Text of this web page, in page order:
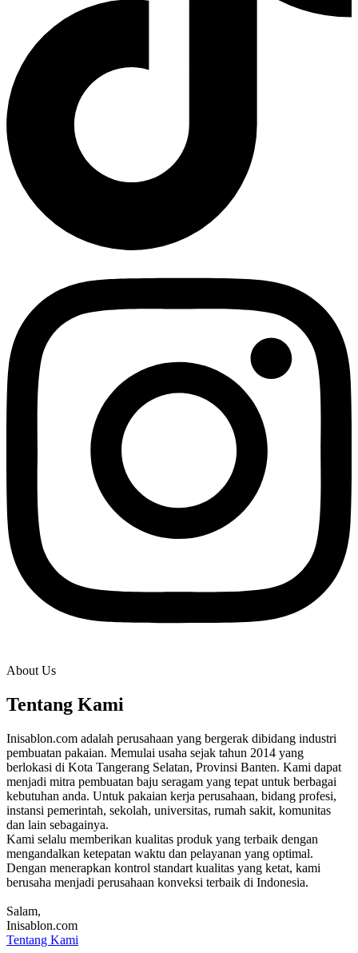
About Us
Tentang Kami
Inisablon.com adalah perusahaan yang bergerak dibidang industri
pembuatan pakaian. Memulai usaha sejak tahun 2014 yang
berlokasi di Kota Tangerang Selatan, Provinsi Banten. Kami dapat
menjadi mitra pembuatan baju seragam yang tepat untuk berbagai
kebutuhan anda. Untuk pakaian kerja perusahaan, bidang profesi,
instansi pemerintah, sekolah, universitas, rumah sakit, komunitas
dan lain sebagainya.
Kami selalu memberikan kualitas produk yang terbaik dengan
mengandalkan ketepatan waktu dan pelayanan yang optimal.
Dengan menerapkan kontrol standart kualitas yang ketat, kami
berusaha menjadi perusahaan konveksi terbaik di Indonesia.
Salam,
Inisablon.com
Tentang Kami